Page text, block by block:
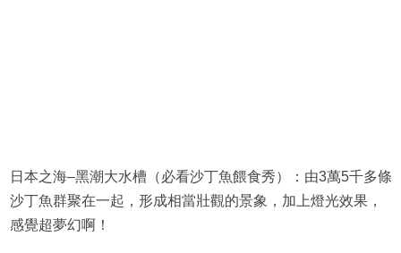
日本之海–黑潮大水槽（必看沙丁魚餵食秀）：由3萬5千多條
沙丁魚群聚在一起，形成相當壯觀的景象，加上燈光效果，
感覺超夢幻啊！